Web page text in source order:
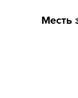
Месть